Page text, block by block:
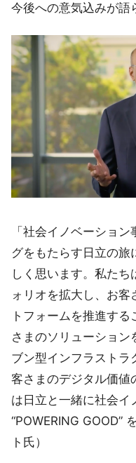
今後への意気込みが語
「社会イノベーショ
グをもたらす日立の
しく思います。私た
ォリオを拡大し、お客
トフォームを推進す
さまのソリューション
ブン型インフラストラ
客さまのデジタル価値
は日立と一緒に社会イ
“POWERING GOOD”
ト氏）